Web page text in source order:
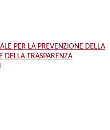
PER LA PREVENZIONE DELLA
DELLA TRASPARENZA